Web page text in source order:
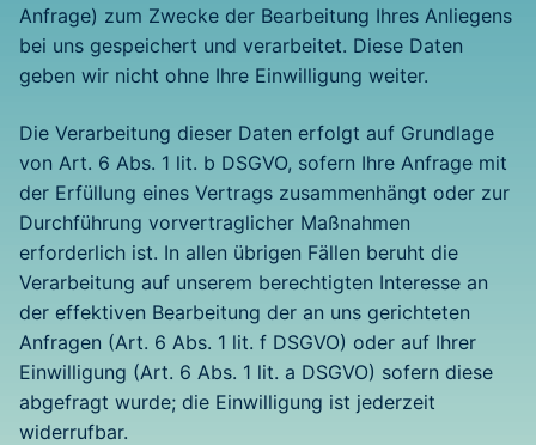
Anfrage) zum Zwecke der Bearbeitung Ihres Anliegens
bei uns gespeichert und verarbeitet. Diese Daten
geben wir nicht ohne Ihre Einwilligung weiter.
Die Verarbeitung dieser Daten erfolgt auf Grundlage
von Art. 6 Abs. 1 lit. b DSGVO, sofern Ihre Anfrage mit
der Erfüllung eines Vertrags zusammenhängt oder zur
Durchführung vorvertraglicher Maßnahmen
erforderlich ist. In allen übrigen Fällen beruht die
Verarbeitung auf unserem berechtigten Interesse an
der effektiven Bearbeitung der an uns gerichteten
Anfragen (Art. 6 Abs. 1 lit. f DSGVO) oder auf Ihrer
Einwilligung (Art. 6 Abs. 1 lit. a DSGVO) sofern diese
abgefragt wurde; die Einwilligung ist jederzeit
widerrufbar.